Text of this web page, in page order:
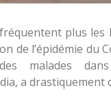
plus les
de l’épidémie du
malades
a drastiquement